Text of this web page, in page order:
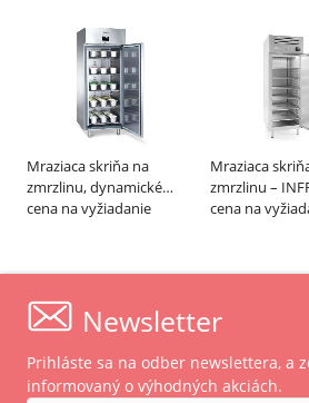
Mraziaca skriňa na
zmrzlinu, dynamické
chladenie – EVERLASTING
cena na vyžiadanie
Mraziaca
zmrzlinu –
cena na
Newsletter
Prihláste sa na odber newslettera, a
informovaný o výhodných akciách.